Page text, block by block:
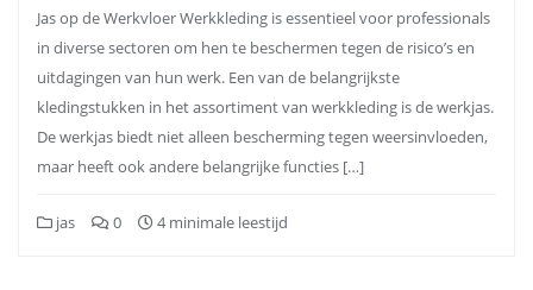
Jas op de Werkvloer Werkkleding is essentieel voor professionals
in diverse sectoren om hen te beschermen tegen de risico’s en
uitdagingen van hun werk. Een van de belangrijkste
kledingstukken in het assortiment van werkkleding is de werkjas.
De werkjas biedt niet alleen bescherming tegen weersinvloeden,
maar heeft ook andere belangrijke functies […]
jas 0 4 minimale leestijd